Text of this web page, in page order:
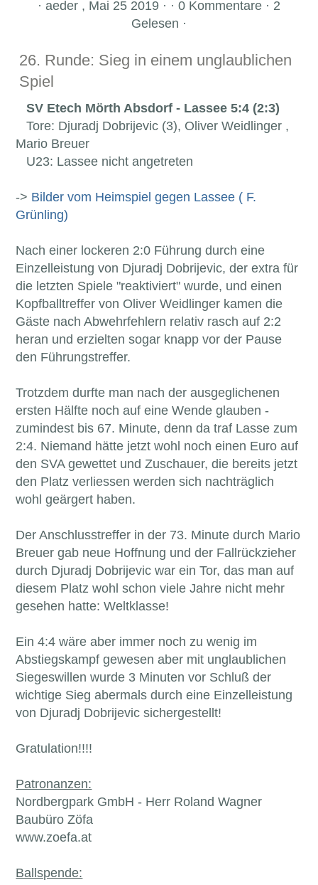
· aeder , Mai 25 2019 · · 0 Kommentare · 2
Gelesen ·
26. Runde: Sieg in einem unglaublichen
Spiel
SV Etech Mörth Absdorf - Lassee 5:4 (2:3)
Tore: Djuradj Dobrijevic (3), Oliver Weidlinger ,
Mario Breuer
U23: Lassee nicht angetreten
-> Bilder vom Heimspiel gegen Lassee ( F.
Grünling)
Nach einer lockeren 2:0 Führung durch eine
Einzelleistung von Djuradj Dobrijevic, der extra für
die letzten Spiele "reaktiviert" wurde, und einen
Kopfballtreffer von Oliver Weidlinger kamen die
Gäste nach Abwehrfehlern relativ rasch auf 2:2
heran und erzielten sogar knapp vor der Pause
den Führungstreffer.
Trotzdem durfte man nach der ausgeglichenen
ersten Hälfte noch auf eine Wende glauben -
zumindest bis 67. Minute, denn da traf Lasse zum
2:4. Niemand hätte jetzt wohl noch einen Euro auf
den SVA gewettet und Zuschauer, die bereits jetzt
den Platz verliessen werden sich nachträglich
wohl geärgert haben.
Der Anschlusstreffer in der 73. Minute durch Mario
Breuer gab neue Hoffnung und der Fallrückzieher
durch Djuradj Dobrijevic war ein Tor, das man auf
diesem Platz wohl schon viele Jahre nicht mehr
gesehen hatte: Weltklasse!
Ein 4:4 wäre aber immer noch zu wenig im
Abstiegskampf gewesen aber mit unglaublichen
Siegeswillen wurde 3 Minuten vor Schluß der
wichtige Sieg abermals durch eine Einzelleistung
von Djuradj Dobrijevic sichergestellt!
Gratulation!!!!
Patronanzen:
Nordbergpark GmbH - Herr Roland Wagner
Baubüro Zöfa
www.zoefa.at
Ballspende: